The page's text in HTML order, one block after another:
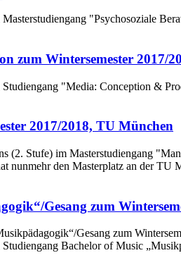
"Psychosoziale
zum Wintersemester 2017/
"Media: Conception &
2017/2018, TU München
(2. Stufe) im Masterstudiengang
nunmehr den Masterplatz an der TU
Gesang zum
Bachelor of Music